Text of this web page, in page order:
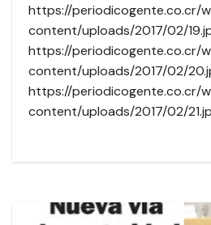
https://periodicogente.co.cr/
content/uploads/2017/02/
https://periodicogente.co.cr/
content/uploads/2017/02/
https://periodicogente.co.cr/
content/uploads/2017/02/